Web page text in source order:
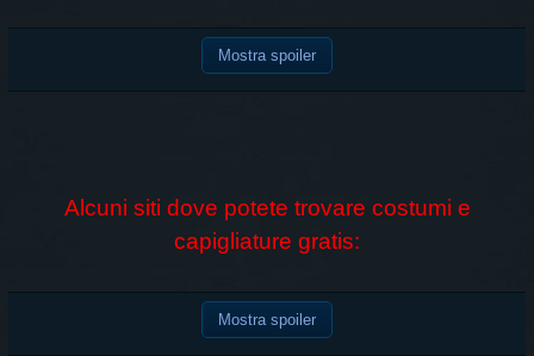
Mostra spoiler
Alcuni siti dove potete trovare costumi e
capigliature gratis:
Mostra spoiler